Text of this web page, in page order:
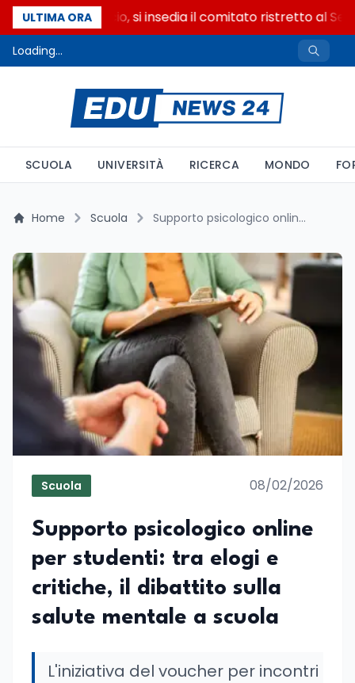
ULTIMA ORA
Riforma del calcio, si insedia il comitato ristretto al
Loading...
SCUOLA UNIVERSITÀ RICERCA MONDO
Home Scuola Supporto psicologico online per studenti: tra elogi e critiche, il dibattito sulla salute mentale a scuola
Scuola 08/02/2026
Supporto psicologico online
per studenti: tra elogi e
critiche, il dibattito sulla
salute mentale a scuola
L'iniziativa del voucher per incontri